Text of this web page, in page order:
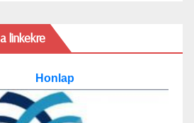
linkekre
Honlap